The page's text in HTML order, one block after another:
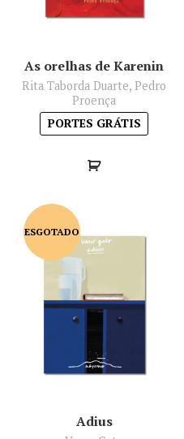
As orelhas de Karenin
Rita Taborda Duarte, Pedro
Proença
PORTES GRÁTIS
ESGOTADO
Adius